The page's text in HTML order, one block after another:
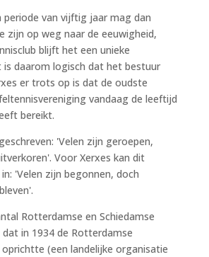
periode van vijftig jaar mag dan
zijn op weg naar de eeuwigheid,
blijft het een unieke
is daarom logisch dat het bestuur
er trots op is dat de oudste
vandaag de leeftijd
bereikt.
'Velen zijn geroepen,
Voor Xerxes kan dit
'Velen zijn begonnen, doch
Rotterdamse en Schiedamse
in 1934 de Rotterdamse
(een landelijke organisatie